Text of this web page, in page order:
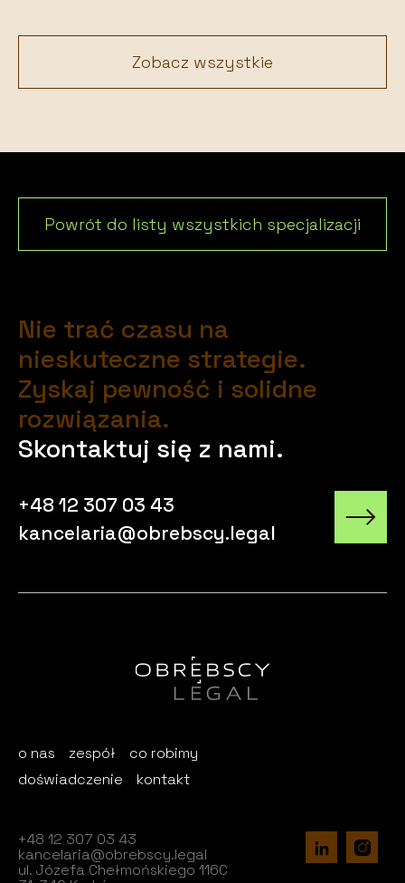
Zobacz wszystkie
Powrót do listy wszystkich specjalizacji
Nie trać czasu na
nieskuteczne strategie.
Zyskaj pewność i solidne
rozwiązania.
Skontaktuj się z nami.
+48 12 307 03 43
kancelaria@obrebscy.legal
o nas zespół
co robimy
doświadczenie
kontakt
+48 12 307 03 43
kancelaria@obrebscy.legal
ul. Józefa Chełmońskiego 116C